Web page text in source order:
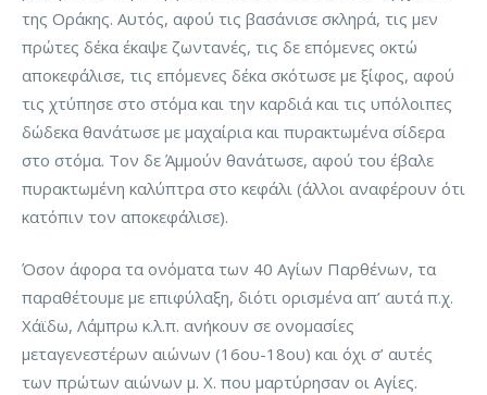
της Οράκης. Αυτός, αφού τις βασάνισε σκληρά, τις μεν
πρώτες δέκα έκαψε ζωντανές, τις δε επόμενες οκτώ
αποκεφάλισε, τις επόμενες δέκα σκότωσε με ξίφος, αφού
τις χτύπησε στο στόμα και την καρδιά και τις υπόλοιπες
δώδεκα θανάτωσε με μαχαίρια και πυρακτωμένα σίδερα
στο στόμα. Τον δε Άμμούν θανάτωσε, αφού του έβαλε
πυρακτωμένη καλύπτρα στο κεφάλι (άλλοι αναφέρουν ότι
κατόπιν τον αποκεφάλισε).
Όσον άφορα τα ονόματα των 40 Αγίων Παρθένων, τα
παραθέτουμε με επιφύλαξη, διότι ορισμένα απ’ αυτά π.χ.
Χάϊδω, Λάμπρω κ.λ.π. ανήκουν σε ονομασίες
μεταγενεστέρων αιώνων (16ου-18ου) και όχι σ’ αυτές
των πρώτων αιώνων μ. Χ. που μαρτύρησαν οι Αγίες.